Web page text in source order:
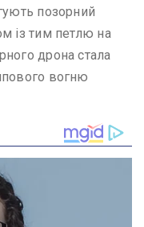
позорний
із тим петлю на
дрона стала
вогню